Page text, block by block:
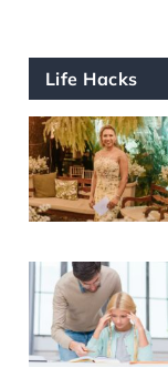
Life Hacks